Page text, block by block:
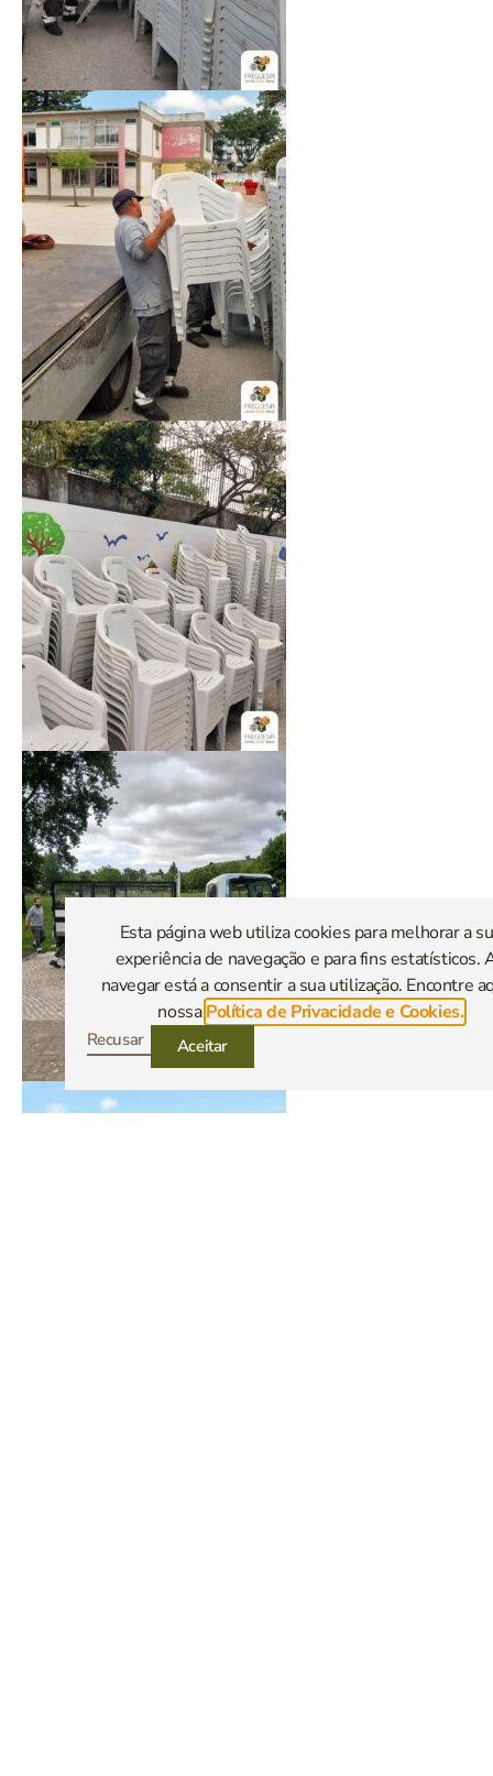
Esta página web utiliza cookies para melhorar a
experiência de navegação e para fins estatísticos.
navegar está a consentir a sua utilização. Encontre
nossaPolítica de Privacidade e Cookies.
Recusar Aceitar